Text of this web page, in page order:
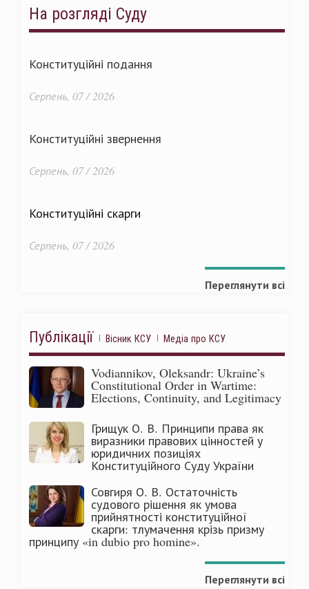
На розгляді Суду
Конституційні подання
Серпень, 07 / 2026
Конституційні звернення
Серпень, 07 / 2026
Конституційні скарги
Серпень, 07 / 2026
Переглянути всі
Публікації Вісник КСУ Медіа про КСУ
Vodiannikov, Oleksandr: Ukraine’s
Constitutional Order in Wartime:
Elections, Continuity, and Legitimacy
Грищук О. В. Принципи права як
виразники правових цінностей у
юридичних позиціях
Конституційного Суду України
Совгиря О. В. Остаточність
судового рішення як умова
прийнятності конституційної
скарги: тлумачення крізь призму
принципу «in dubio pro homine».
Переглянути всі